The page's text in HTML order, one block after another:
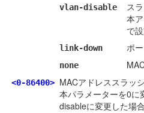
vlan-disable
ス
本
で
link-down ポ
none
<0-86400> MACアドレススラッ
本パラメーターを0に
disableに変更した場